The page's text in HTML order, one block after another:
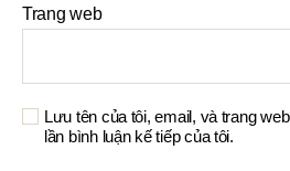
Trang web
Lưu tên của tôi, email, và trang
lần bình luận kế tiếp của tôi.